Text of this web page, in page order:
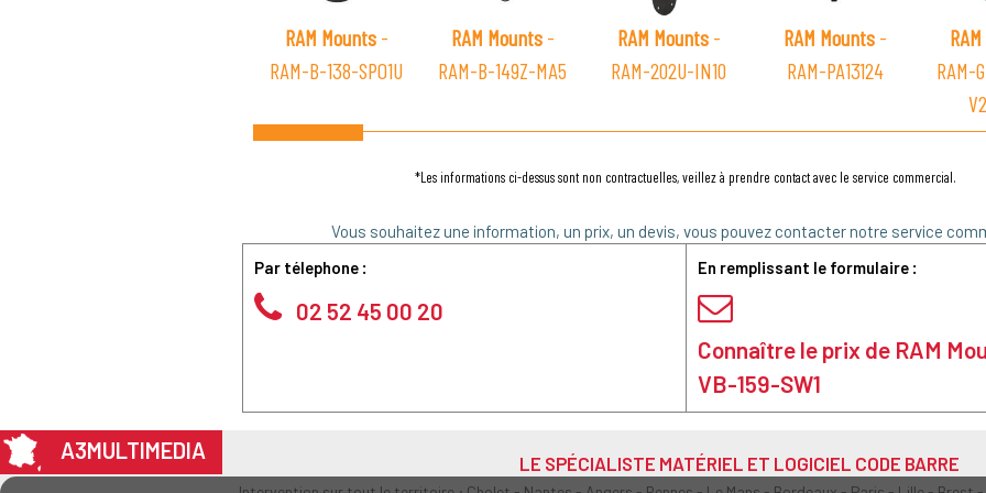
RAM Mounts-
RAM-B-138-SPO1U
RAM Mounts-
RAM-B-149Z-MA5
RAM Mounts-
RAM-202U-IN10
RAM Mounts-
RAM-PA13124
RAM-
*Les informations ci-dessus sont non contractuelles, veillez à prendre contact avec le service commercial.
Vous souhaitez une information, un prix, un devis, vous pouvez contacter notre service
Par télephone :
02 52 45 00 20
En remplissant le formulaire :
Connaître le prix de RAM
VB-159-SW1
A3MULTIMEDIA LE SPÉCIALISTE MATÉRIEL ET LOGICIEL CODE BARRE